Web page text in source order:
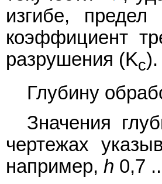
изгибе, предел
коэффициент
разрушения (Kс).
Глубину
Значения
чертежах
например, h 0,7